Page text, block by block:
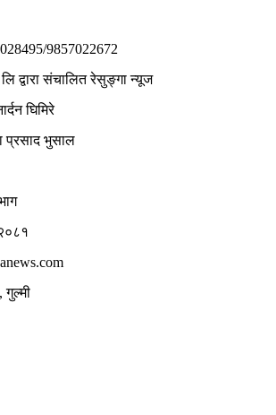
9857022672
द्वारा संचालित रेसुङ्गा न्यूज
घिमिरे
प्रसाद भुसाल
गुल्मी